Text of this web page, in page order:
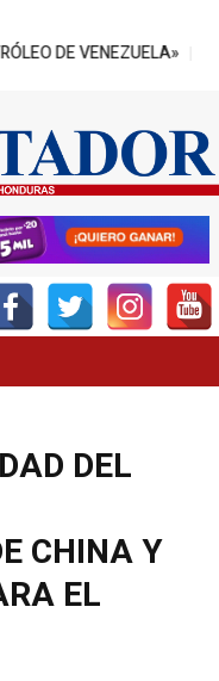
VENEZUELA» “EL
DEL
CHINA Y
EL